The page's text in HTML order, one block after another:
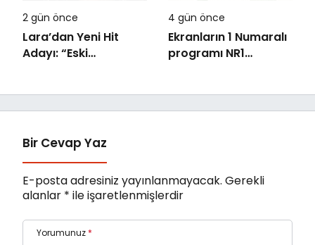
2 gün önce
Lara’dan Yeni Hit
Adayı: “Eski
4 gün önce
Ekranların 1 Numaralı
programı NR1
Bir Cevap Yaz
E-posta adresiniz yayınlanmayacak. Gerekli
alanlar * ile işaretlenmişlerdir
Yorumunuz *